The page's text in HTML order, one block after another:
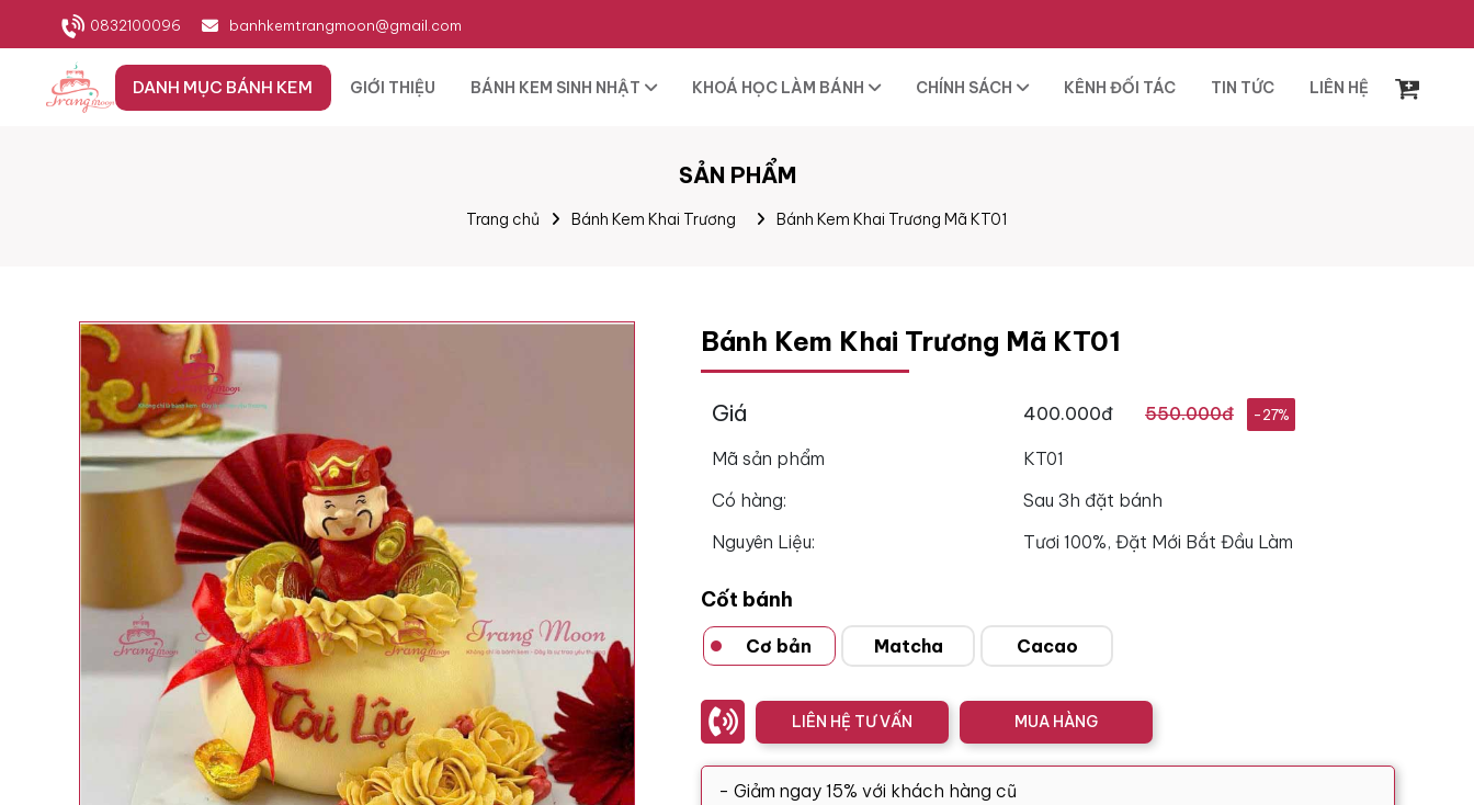
0832100096 banhkemtrangmoon@gmail.com
DANH MỤC BÁNH KEM GIỚI THIỆU BÁNH KEM SINH NHẬT KHOÁ HỌC LÀM BÁNH CHÍNH SÁCH KÊNH ĐỐI TÁC TIN TỨC LIÊN HỆ
SẢN PHẨM
Trang chủ Bánh Kem Khai Trương Bánh Kem Khai Trương Mã KT01
Bánh Kem Khai Trương Mã KT01
Giá 400.000đ 550.000đ -27%
Mã sản phẩm
KT01
Có hàng:
Sau 3h đặt bánh
Nguyên Liệu:
Tươi 100%, Đặt Mới Bắt Đầu Làm
Cốt bánh
Cơ bản Matcha Cacao
LIÊN HỆ TƯ VẤN MUA HÀNG
- Giảm ngay 15% với khách hàng cũ